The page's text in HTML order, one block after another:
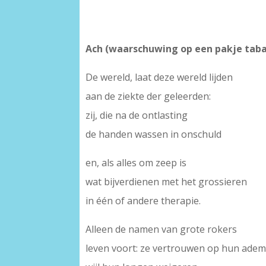
Ach (waarschuwing op een pakje
De wereld, laat deze wereld lijden
aan de ziekte der geleerden:
zij, die na de ontlasting
de handen wassen in onschuld
en, als alles om zeep is
wat bijverdienen met het grossieren
in één of andere therapie.
Alleen de namen van grote rokers
leven voort: ze vertrouwen op hun adem